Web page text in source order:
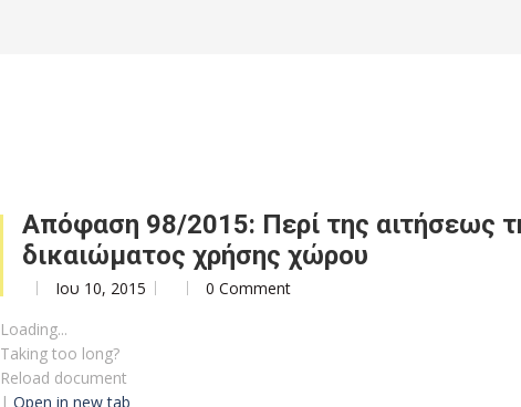
Απόφαση 98/2015: Περί της αιτήσεως
δικαιώματος χρήσης χώρου
Ιου 10, 2015
0 Comment
Loading...
Taking too long?
Reload document
| Open in new tab